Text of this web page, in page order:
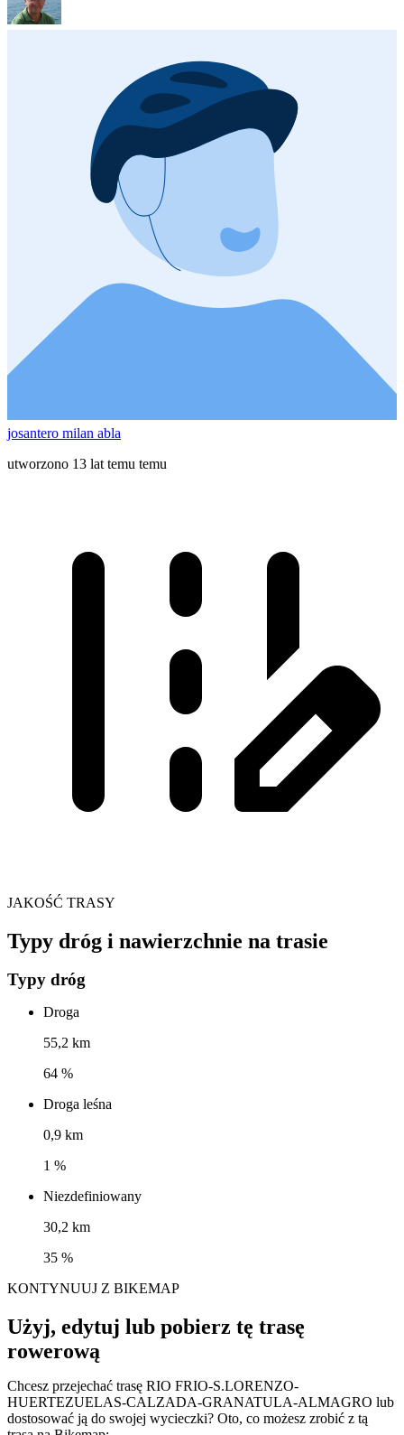
josantero milan abla
utworzono 13 lat temu temu
JAKOŚĆ TRASY
Typy dróg i nawierzchnie na trasie
Typy dróg
Droga
55,2 km
64 %
Droga leśna
0,9 km
1 %
Niezdefiniowany
30,2 km
35 %
KONTYNUUJ Z BIKEMAP
Użyj, edytuj lub pobierz tę trasę
rowerową
Chcesz przejechać trasę RIO FRIO-S.LORENZO-
HUERTEZUELAS-CALZADA-GRANATULA-ALMAGRO lub
dostosować ją do swojej wycieczki? Oto, co możesz zrobić z tą